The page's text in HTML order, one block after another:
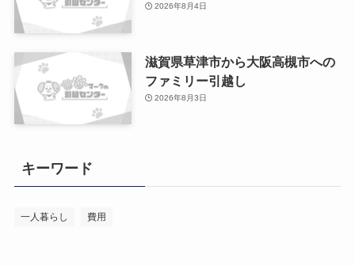
2026年8月4日
滋賀県草津市から大阪高槻市への
ファミリー引越し
2026年8月3日
キーワード
一人暮らし 費用